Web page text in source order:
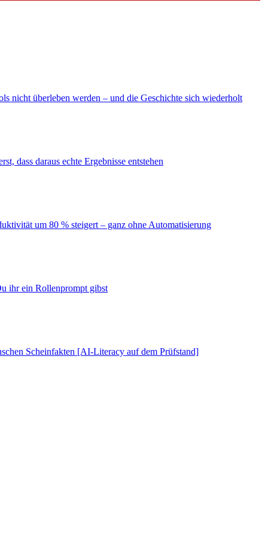
nicht überleben werden – und die Geschichte sich wiederholt
dass daraus echte Ergebnisse entstehen
um 80 % steigert – ganz ohne Automatisierung
ihr ein Rollenprompt gibst
Scheinfakten [AI-Literacy auf dem Prüfstand]